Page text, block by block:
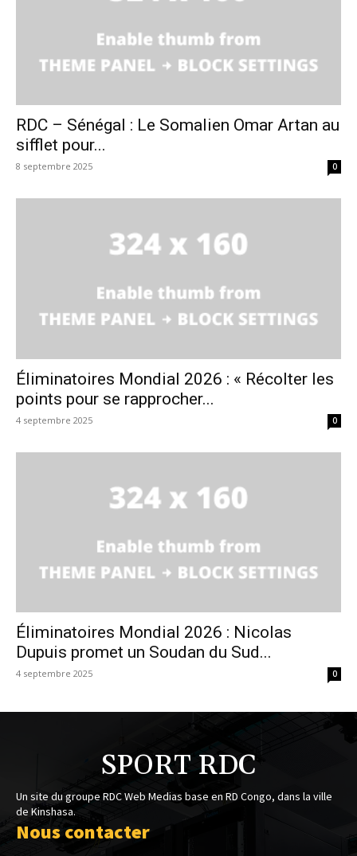
RDC – Sénégal : Le Somalien Omar Artan au
sifflet pour...
8 septembre 2025 0
Éliminatoires Mondial 2026 : « Récolter les
points pour se rapprocher...
4 septembre 2025 0
Éliminatoires Mondial 2026 : Nicolas
Dupuis promet un Soudan du Sud...
4 septembre 2025 0
SPORT RDC
Un site du groupe RDC Web Medias base en RD Congo, dans la ville
de Kinshasa.
Nous contacter